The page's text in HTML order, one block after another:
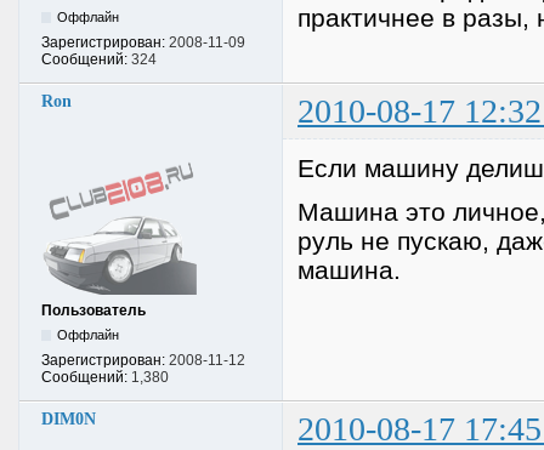
Оффлайн
Зарегистрирован: 2008-11-09
Сообщений: 324
практичнее в разы,
Ron 2010-08-17
Пользователь
Оффлайн
Зарегистрирован: 2008-11-12
Сообщений: 1,380
Если машину делиш
Машина это
руль не пускаю,
машина.
DIM0N 2010-08-17